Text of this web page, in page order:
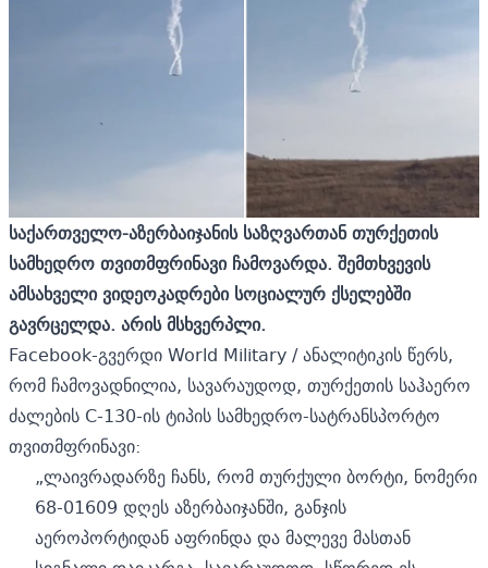
საქართველო-აზერბაიჯანის საზღვართან თურქეთის
სამხედრო თვითმფრინავი ჩამოვარდა. შემთხვევის
ამსახველი ვიდეოკადრები სოციალურ ქსელებში
გავრცელდა. არის მსხვერპლი.
Facebook-გვერდი World Military / ანალიტიკის წერს,
რომ ჩამოვადნილია, სავარაუდოდ, თურქეთის საჰაერო
ძალების C-130-ის ტიპის სამხედრო-სატრანსპორტო
თვითმფრინავი:
„ლაივრადარზე ჩანს, რომ თურქული ბორტი, ნომერი
68-01609 დღეს აზერბაიჯანში, განჯის
აეროპორტიდან აფრინდა და მალევე მასთან